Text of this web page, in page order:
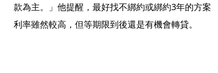
款為主。」他提醒，最好找不綁約或綁約3年的方案
利率雖然較高，但等期限到後還是有機會轉貸。